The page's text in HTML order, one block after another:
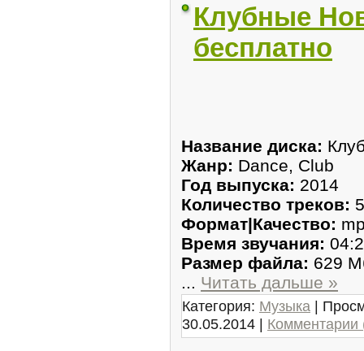
Клубные
бесплатно
Название диска:
Жанр: Dance, Club
Год выпуска: 2014
Количество треков:
Формат|Качество:
Время звучания:
Размер файла: 629
... Читать дальше »
Категория: Музыка |
30.05.2014 | Комментарии